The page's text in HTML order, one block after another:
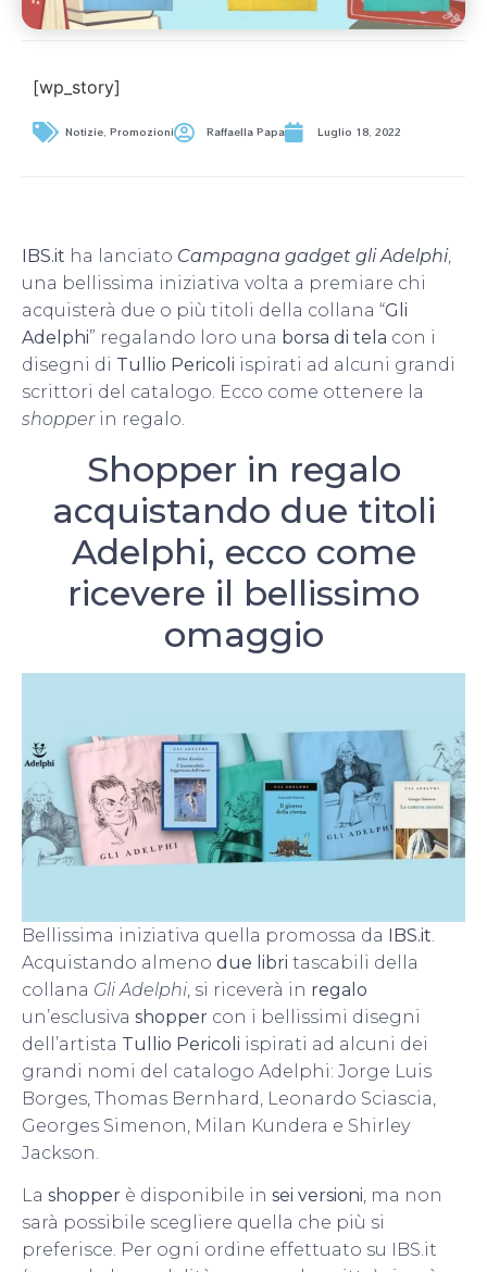
[wp_story]
Notizie, Promozioni Raffaella Papa Luglio 18, 2022
IBS.it ha lanciato Campagna gadget gli Adelphi,
una bellissima iniziativa volta a premiare chi
acquisterà due o più titoli della collana “Gli
Adelphi” regalando loro una borsa di tela con i
disegni di Tullio Pericoli ispirati ad alcuni grandi
scrittori del catalogo. Ecco come ottenere la
shopper in regalo.
Shopper in regalo
acquistando due titoli
Adelphi, ecco come
ricevere il bellissimo
omaggio
Bellissima iniziativa quella promossa da IBS.it.
Acquistando almeno due libri tascabili della
collana Gli Adelphi, si riceverà in regalo
un’esclusiva shopper con i bellissimi disegni
dell’artista Tullio Pericoli ispirati ad alcuni dei
grandi nomi del catalogo Adelphi: Jorge Luis
Borges, Thomas Bernhard, Leonardo Sciascia,
Georges Simenon, Milan Kundera e Shirley
Jackson.
La shopper è disponibile in sei versioni, ma non
sarà possibile scegliere quella che più si
preferisce. Per ogni ordine effettuato su IBS.it